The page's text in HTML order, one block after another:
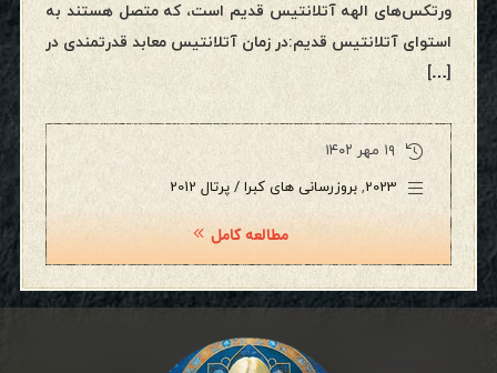
ورتکس‌های الهه آتلانتیس قدیم است، که متصل هستند به
استوای آتلانتیس قدیم:در زمان آتلانتیس معابد قدرتمندی در
[…]
۱۹ مهر ۱۴۰۲
2023
, بروزرسانی های کبرا / پرتال 2012
مطالعه کامل